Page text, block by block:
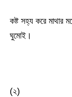
কষ্ট সহ্য করে মাথার
ঘুমোই।
(২)